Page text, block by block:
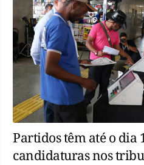
Partidos têm até o
candidaturas nos